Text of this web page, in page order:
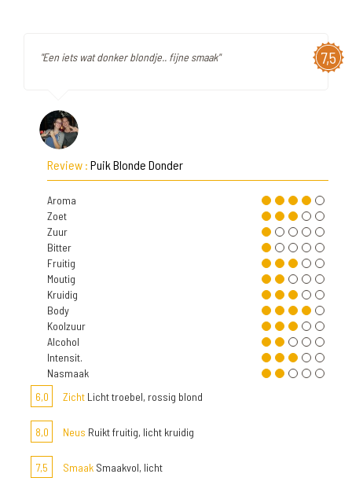
7,5
"Een iets wat donker blondje.. fijne smaak"
Review : Puik Blonde Donder
Aroma
Zoet
Zuur
Bitter
Fruitig
Moutig
Kruidig
Body
Koolzuur
Alcohol
Intensit.
Nasmaak
6,0
Zicht Licht troebel, rossig blond
8,0 Neus Ruikt fruitig, licht kruidig
7,5 Smaak Smaakvol, licht